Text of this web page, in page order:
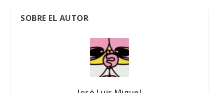
SOBRE EL AUTOR